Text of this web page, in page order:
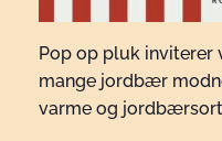
Pop op pluk inviterer
mange jordbær
varme og